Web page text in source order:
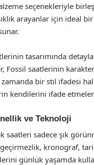
seçenekleriyle
arayanlar için ideal
tasarımında
Fossil saatlerinin
zamanda bir stil ifadesi
kendilerini ifade
ve Teknoloji
saatleri sadece şık
kronograf,
günlük yaşamda